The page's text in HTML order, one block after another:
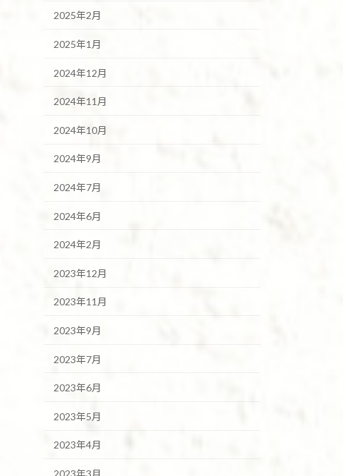
2025年2月
2025年1月
2024年12月
2024年11月
2024年10月
2024年9月
2024年7月
2024年6月
2024年2月
2023年12月
2023年11月
2023年9月
2023年7月
2023年6月
2023年5月
2023年4月
2023年3月